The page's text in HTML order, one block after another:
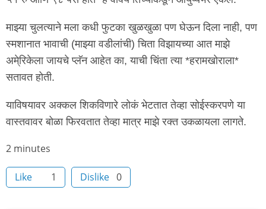
माझ्या चुलत्याने मला कधी फुटका खुळखुळा पण घेऊन दिला नाही, पण
स्मशानात भावाची (माझ्या वडीलांची) चिता विझायच्या आत माझे
अमे्रिकेला जायचे प्लॅन आहेत का, याची चिंता त्या *हरामखोराला*
सतावत होती.
याविषयावर अक्कल शिकविणारे लोकं भेटतात तेव्हा सोईस्करपणे या
वास्तवावर बोळा फिरवतात तेव्हा मात्र माझे रक्त उकळायला लागते.
Node
time
2 minutes
Like 1 Dislike 0